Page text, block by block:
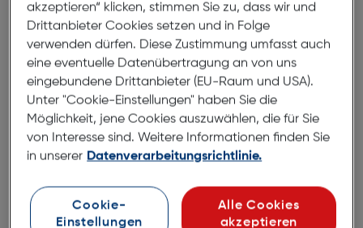
- unterstützt 1920x1080 @ 60Hz, 1080p
- Gold platinierte Konnektoren
- perfekt für HDTV, PC, Monitore
- NYLON ummanteltes Kabel
Hartlauer Services
Hartlauer bietet eine Reihe von
Services!
akzeptieren“ klicken, stimmen Sie zu, dass wir und
Drittanbieter Cookies setzen und in Folge
verwenden dürfen. Diese Zustimmung umfasst auch
eine eventuelle Datenübertragung an von uns
eingebundene Drittanbieter (EU-Raum und USA).
Unter "Cookie-Einstellungen" haben Sie die
Möglichkeit, jene Cookies auszuwählen, die für Sie
von Interesse sind. Weitere Informationen finden Sie
in unserer Datenverarbeitungsrichtlinie.
Cookie-
Einstellungen
Alle Cookies
akzeptieren